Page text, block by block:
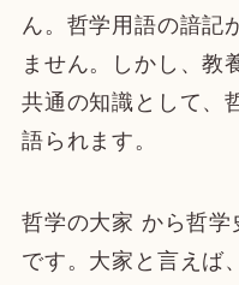
ん。哲学用語の諳記
ません。しかし、教
共通の知識として、
語られます。
哲学の大家 から哲
です。大家と言えば